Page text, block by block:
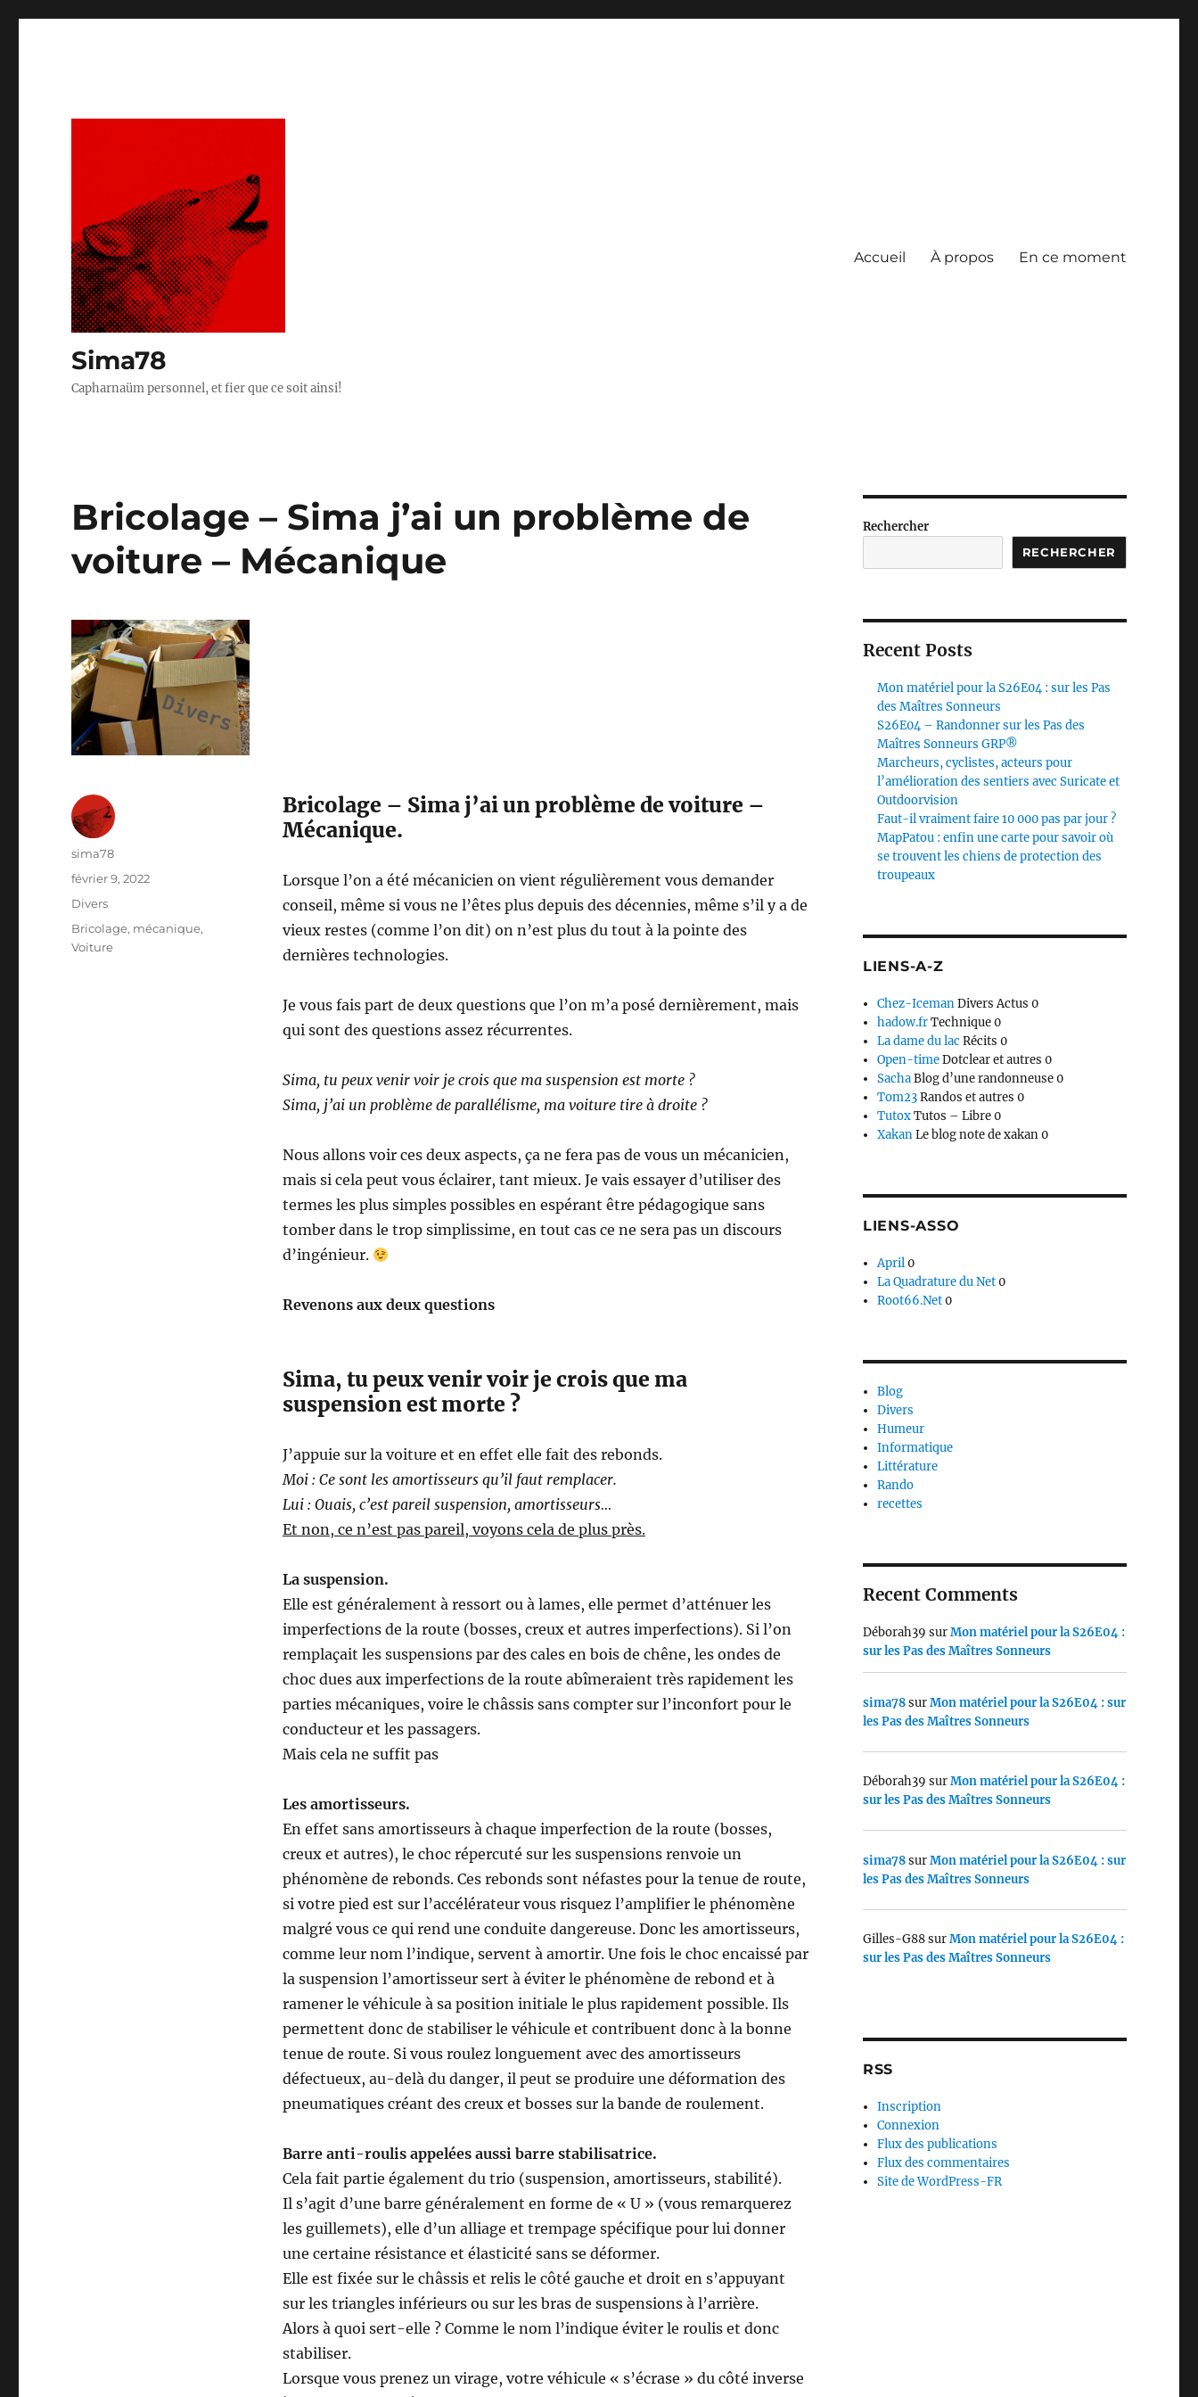
Sima78
Capharnaüm personnel, et fier que ce soit ainsi!
Accueil À propos En ce moment
Bricolage – Sima j’ai un problème de
voiture – Mécanique
Bricolage – Sima j’ai un problème de voiture –
Mécanique.
Lorsque l’on a été mécanicien on vient régulièrement vous demander
conseil, même si vous ne l’êtes plus depuis des décennies, même s’il y a de
vieux restes (comme l’on dit) on n’est plus du tout à la pointe des
dernières technologies.
Je vous fais part de deux questions que l’on m’a posé dernièrement, mais
qui sont des questions assez récurrentes.
Sima, tu peux venir voir je crois que ma suspension est morte ?
Sima, j’ai un problème de parallélisme, ma voiture tire à droite ?
Nous allons voir ces deux aspects, ça ne fera pas de vous un mécanicien,
mais si cela peut vous éclairer, tant mieux. Je vais essayer d’utiliser des
termes les plus simples possibles en espérant être pédagogique sans
tomber dans le trop simplissime, en tout cas ce ne sera pas un discours
d’ingénieur.
Revenons aux deux questions
Sima, tu peux venir voir je crois que ma
suspension est morte ?
J’appuie sur la voiture et en effet elle fait des rebonds.
Moi : Ce sont les amortisseurs qu’il faut remplacer.
Lui : Ouais, c’est pareil suspension, amortisseurs…
Et non, ce n’est pas pareil, voyons cela de plus près.
La suspension.
Elle est généralement à ressort ou à lames, elle permet d’atténuer les
imperfections de la route (bosses, creux et autres imperfections). Si l’on
remplaçait les suspensions par des cales en bois de chêne, les ondes de
choc dues aux imperfections de la route abîmeraient très rapidement les
parties mécaniques, voire le châssis sans compter sur l’inconfort pour le
conducteur et les passagers.
Mais cela ne suffit pas
Les amortisseurs.
En effet sans amortisseurs à chaque imperfection de la route (bosses,
creux et autres), le choc répercuté sur les suspensions renvoie un
phénomène de rebonds. Ces rebonds sont néfastes pour la tenue de route,
si votre pied est sur l’accélérateur vous risquez l’amplifier le phénomène
malgré vous ce qui rend une conduite dangereuse. Donc les amortisseurs,
comme leur nom l’indique, servent à amortir. Une fois le choc encaissé par
la suspension l’amortisseur sert à éviter le phénomène de rebond et à
ramener le véhicule à sa position initiale le plus rapidement possible. Ils
permettent donc de stabiliser le véhicule et contribuent donc à la bonne
tenue de route. Si vous roulez longuement avec des amortisseurs
défectueux, au-delà du danger, il peut se produire une déformation des
pneumatiques créant des creux et bosses sur la bande de roulement.
Barre anti-roulis appelées aussi barre stabilisatrice.
Cela fait partie également du trio (suspension, amortisseurs, stabilité).
Il s’agit d’une barre généralement en forme de « U » (vous remarquerez
les guillemets), elle d’un alliage et trempage spécifique pour lui donner
une certaine résistance et élasticité sans se déformer.
Elle est fixée sur le châssis et relis le côté gauche et droit en s’appuyant
sur les triangles inférieurs ou sur les bras de suspensions à l’arrière.
Alors à quoi sert-elle ? Comme le nom l’indique éviter le roulis et donc
stabiliser.
Lorsque vous prenez un virage, votre véhicule « s’écrase » du côté inverse
Auteur
sima78
Publié
février 9, 2022
Catégories
Divers
Étiquettes
Bricolage, mécanique,
Voiture
Rechercher
RECHERCHER
Recent Posts
Mon matériel pour la S26E04 : sur les Pas
des Maîtres Sonneurs
S26E04 – Randonner sur les Pas des
Maîtres Sonneurs GRP®
Marcheurs, cyclistes, acteurs pour
l’amélioration des sentiers avec Suricate et
Outdoorvision
Faut-il vraiment faire 10 000 pas par jour ?
MapPatou : enfin une carte pour savoir où
se trouvent les chiens de protection des
troupeaux
LIENS-A-Z
Chez-IcemanDivers Actus 0
hadow.frTechnique 0
La dame du lac Récits 0
Open-timeDotclear et autres 0
SachaBlog d’une randonneuse 0
Tom23Randos et autres 0
TutoxTutos – Libre 0
XakanLe blog note de xakan 0
LIENS-ASSO
April0
La Quadrature du Net0
Root66.Net0
Blog
Divers
Humeur
Informatique
Littérature
Rando
recettes
Recent Comments
Déborah39 surMon matériel pour la S26E04 :
sur les Pas des Maîtres Sonneurs
sima78surMon matériel pour la S26E04 : sur
les Pas des Maîtres Sonneurs
Déborah39 surMon matériel pour la S26E04 :
sur les Pas des Maîtres Sonneurs
sima78surMon matériel pour la S26E04 : sur
les Pas des Maîtres Sonneurs
Gilles-G88surMon matériel pour la S26E04 :
sur les Pas des Maîtres Sonneurs
RSS
Inscription
Connexion
Flux des publications
Flux des commentaires
Site de WordPress-FR